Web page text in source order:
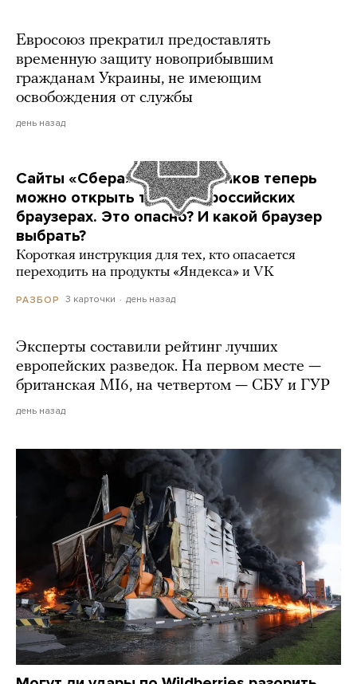
Евросоюз прекратил предоставлять
временную защиту новоприбывшим
гражданам Украины, не имеющим
освобождения от службы
день назад
Сайты «Сбера» и других банков теперь
можно открыть только в российских
браузерах. Это опасно? И какой браузер
выбрать?
Короткая инструкция для тех, кто опасается
переходить на продукты «Яндекса» и VK
РАЗБОР 3 карточки день назад
Эксперты составили рейтинг лучших
европейских разведок. На первом месте —
британская MI6, на четвертом — СБУ и ГУР
день назад